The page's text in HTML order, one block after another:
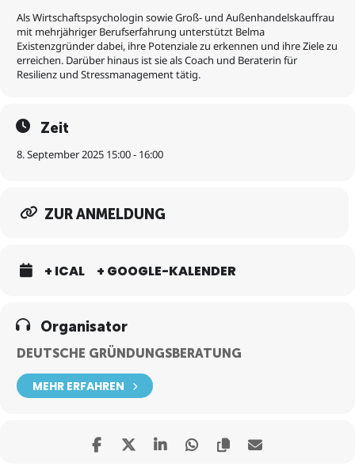
Als Wirtschaftspsychologin sowie Groß- und Außenhandelskauffrau
mit mehrjähriger Berufserfahrung unterstützt Belma
Existenzgründer dabei, ihre Potenziale zu erkennen und ihre Ziele zu
erreichen. Darüber hinaus ist sie als Coach und Beraterin für
Resilienz und Stressmanagement tätig.
Zeit
8. September 2025 15:00 - 16:00
ZUR ANMELDUNG
+ ICAL + GOOGLE-KALENDER
Organisator
DEUTSCHE GRÜNDUNGSBERATUNG
MEHR ERFAHREN